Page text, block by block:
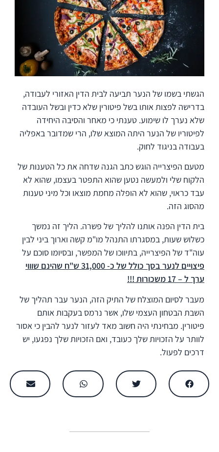
הגשתי בשמו של הנער תביעה לבית הדין האזורי לעבודה,
בדרישה לפצות אותו בשל פיטורין שלא כדין ובשל העובדה
שלא נערך לו שימוע. טענתי כי מאחר והסיבה היחידה
לפיטוריו של הנער היתה המוצא שלו, הרי שמדובר באפליה
בעבודה בניגוד לחוק.
מטעם הפיצרייה הוגש כתב הגנה שדחה את כל הטענות של
הלקוח שלי ולמעשה נטען שהוא התפטר בעצמו, שהוא לא
עבד כראוי, שהוא לא הופלה מחמת מוצאו וכל מיני טענות
מהסוג הזה.
בית הדין הפנה אותנו להליך של פשרה. הליך זה נמשך
כשלוש שעות, במסגרתו התנהל מו"מ קשה וארוך ביני לבין
עוה"ד של הפיצרייה, בתיווכו של המפשר, ובסיומו סוכם על
פיצויים לנער בסך כולל של כ- 31,000 ש"ח שהינם שוווי
ערך ל – 17 משכורות !!!
מעבר לסיום המוצלח של התיק הזה, הנער עבר תהליך של
השבת הבטחון העצמי שלו, אשר נרמס בעקבות אותם
פיטורין. מבחינתי היה חשוב מאד לעזור לנער להבין כי אסור
לוותר על הזכויות שלך כעובד, ואם הזכויות שלך נפגעו, יש
דרכים לפעול.